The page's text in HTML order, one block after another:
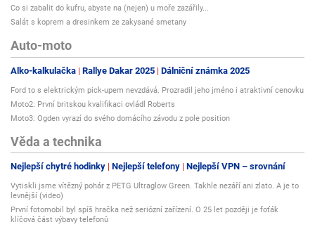
Co si zabalit do kufru, abyste na (nejen) u moře zazářily...
Salát s koprem a dresinkem ze zakysané smetany
Auto-moto
Alko-kalkulačka Rallye Dakar 2025 Dálniční známka 2025
Ford to s elektrickým pick-upem nevzdává. Prozradil jeho jméno i atraktivní cenovku
Moto2: První britskou kvalifikaci ovládl Roberts
Moto3: Ogden vyrazí do svého domácího závodu z pole position
Věda a technika
Nejlepší chytré hodinky Nejlepší telefony Nejlepší VPN – srovnání
Vytiskli jsme vítězný pohár z PETG Ultraglow Green. Takhle nezáří ani zlato. A je to
levnější (video)
První fotomobil byl spíš hračka než seriózní zařízení. O 25 let později je foťák
klíčová část výbavy telefonů